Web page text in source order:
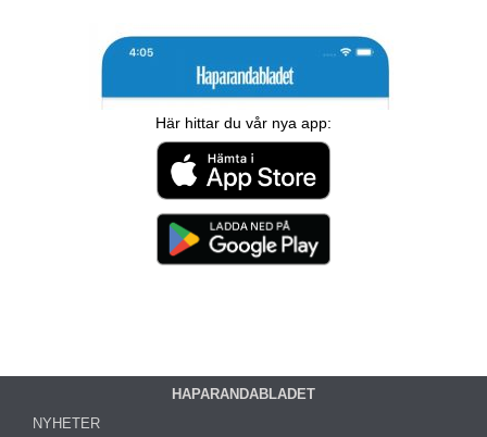
Här hittar du vår nya app:
HAPARANDABLADET
NYHETER